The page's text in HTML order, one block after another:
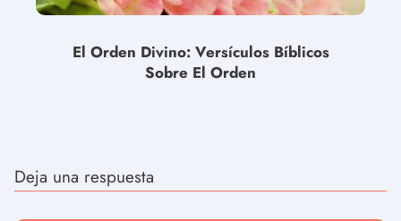
El Orden Divino: Versículos Bíblicos
Sobre El Orden
Deja una respuesta